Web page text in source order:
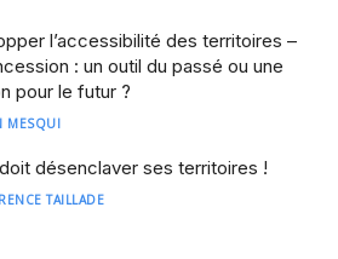
l’accessibilité des territoires –
: un outil du passé ou une
pour le futur ?
MESQUI
doit désenclaver ses territoires !
TAILLADE